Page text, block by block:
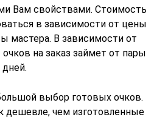
Вам свойствами. Стоимость
в зависимости от цены
мастера. В зависимости от
очков на заказ займет от пары
выбор готовых очков.
дешевле, чем изготовленные